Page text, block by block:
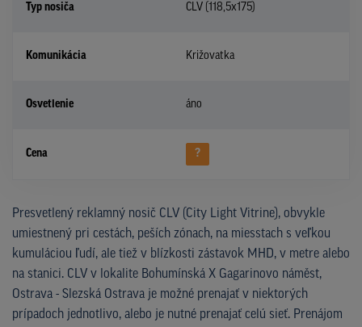
Typ nosiča CLV (118,5x175)
Komunikácia Križovatka
Osvetlenie áno
Cena ?
Presvetlený reklamný nosič CLV (City Light Vitrine), obvykle
umiestnený pri cestách, peších zónach, na miesstach s veľkou
kumuláciou ľudí, ale tiež v blízkosti zástavok MHD, v metre alebo
na stanici. CLV v lokalite Bohumínská X Gagarinovo náměst,
Ostrava - Slezská Ostrava je možné prenajať v niektorých
prípadoch jednotlivo, alebo je nutné prenajať celú sieť. Prenájom